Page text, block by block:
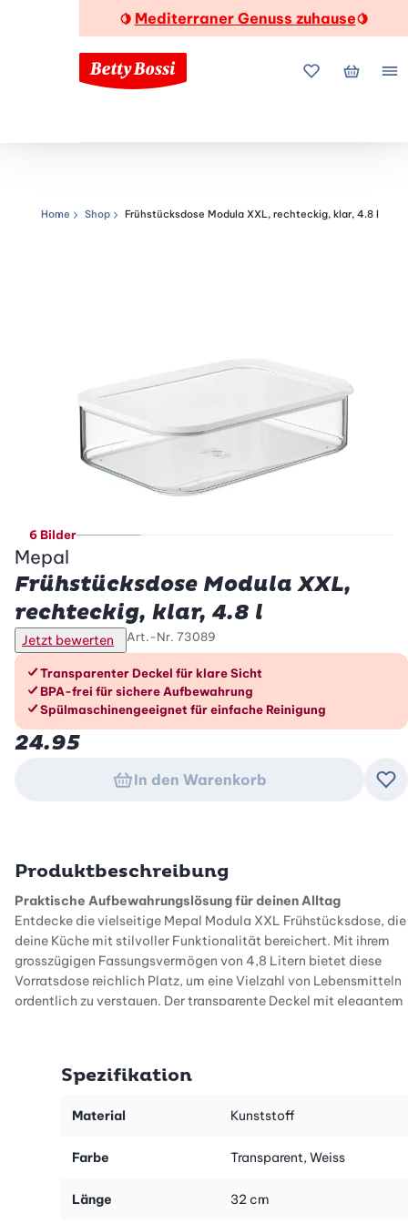
🍋 Mediterraner Genuss zuhause🍋
MeineMein
Navigationspfad
Home Shop Frühstücksdose Modula XXL, rechteckig, klar, 4.8 l
6 Bilder
Mepal
Frühstücksdose Modula XXL,
rechteckig, klar, 4.8 l
Jetzt bewerten Art.-Nr. 73089
Die Vorteile im Überblick
Transparenter Deckel für klare Sicht
BPA-frei für sichere Aufbewahrung
Spülmaschinengeeignet für einfache Reinigung
24.95
In den Warenkorb
Produktbeschreibung
Praktische Aufbewahrungslösung für deinen Alltag
Entdecke die vielseitige Mepal Modula XXL Frühstücksdose, die
deine Küche mit stilvoller Funktionalität bereichert. Mit ihrem
grosszügigen Fassungsvermögen von 4,8 Litern bietet diese
Vorratsdose reichlich Platz, um eine Vielzahl von Lebensmitteln
ordentlich zu verstauen. Der transparente Deckel mit elegantem
verschiedene Brotbeläge oder Snacks griffbereit zu haben.
Perfekte Frische und Sicherheit
hervorragende Abdichtung. Der transparente Deckel mit einem
sicher aufbewahrt werden. Diese Lunchbox ist BPA-frei, was
Spezifikation
Material Kunststoff
Farbe Transparent, Weiss
Länge 32 cm